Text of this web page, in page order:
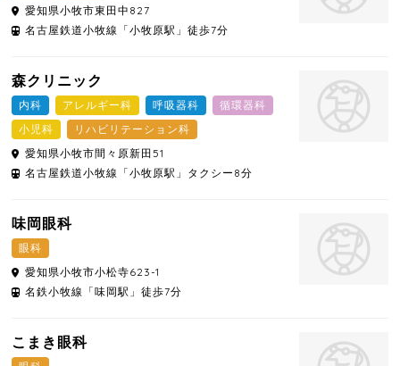
愛知県小牧市東田中827
名古屋鉄道小牧線「小牧原駅」徒歩7分
森クリニック
内科 アレルギー科 呼吸器科
循環器科
小児科
リハビリテーション科
愛知県小牧市間々原新田51
名古屋鉄道小牧線「小牧原駅」タクシー8分
味岡眼科
眼科
愛知県小牧市小松寺623-1
名鉄小牧線「味岡駅」徒歩7分
こまき眼科